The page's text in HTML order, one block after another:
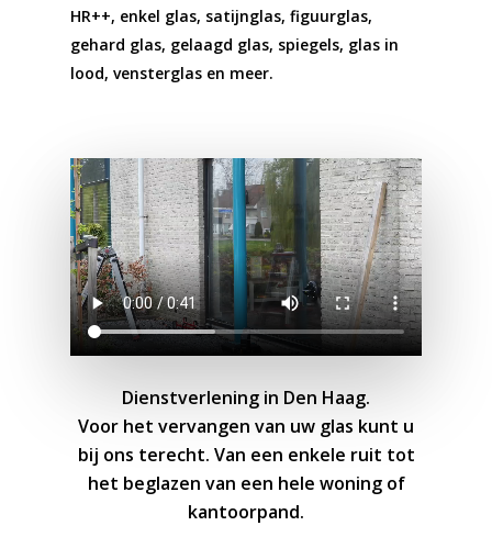
HR++, enkel glas, satijnglas, figuurglas,
gehard glas, gelaagd glas, spiegels, glas in
lood, vensterglas en meer.
Dienstverlening in Den Haag.
Voor het vervangen van uw glas kunt u
bij ons terecht. Van een enkele ruit tot
het beglazen van een hele woning of
kantoorpand.